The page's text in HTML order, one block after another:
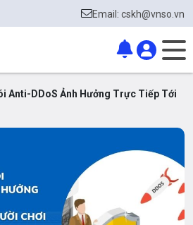
Email: cskh@vnso.vn
Anti-DDoS Ảnh Hưởng Trực Tiếp Tới